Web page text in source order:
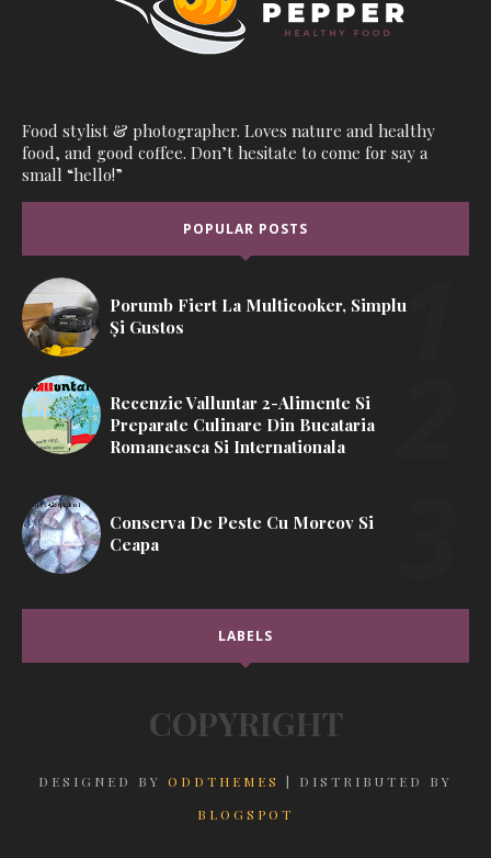
Food stylist & photographer. Loves nature and healthy
food, and good coffee. Don’t hesitate to come for say a
small “hello!”
POPULAR POSTS
Porumb Fiert La Multicooker, Simplu
Și Gustos
Recenzie Valluntar 2-Alimente Si
Preparate Culinare Din Bucataria
Romaneasca Si Internationala
Conserva De Peste Cu Morcov Si
Ceapa
LABELS
COPYRIGHT
DESIGNED BY ODDTHEMES
| DISTRIBUTED BY
BLOGSPOT